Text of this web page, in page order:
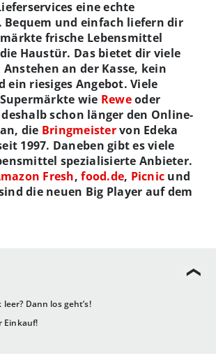
Dann los geht’s!
Einkauf!
eine echte
Bequem und einfach liefern dir
frische Lebensmittel
Haustür. Das bietet dir viele
an der Kasse, kein
ein riesiges Angebot. Viele
wie Reweoder
schon länger den Online-
die Bringmeistervon Edeka
1997. Daneben gibt es viele
spezialisierte Anbieter.
Fresh,food.de, Picnic und
die neuen Big Player auf dem